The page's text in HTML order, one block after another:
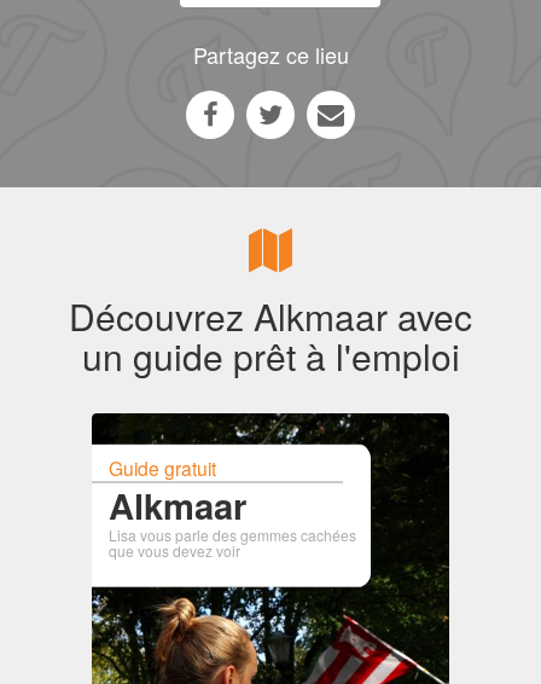
Partagez ce lieu
Découvrez Alkmaar avec
un guide prêt à l'emploi
Guide gratuit
Alkmaar
Lisa vous parle des gemmes cachées
que vous devez voir